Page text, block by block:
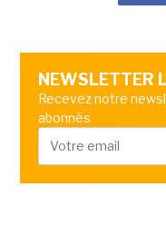
NEWSLETTER
Recevez notre
abonnés